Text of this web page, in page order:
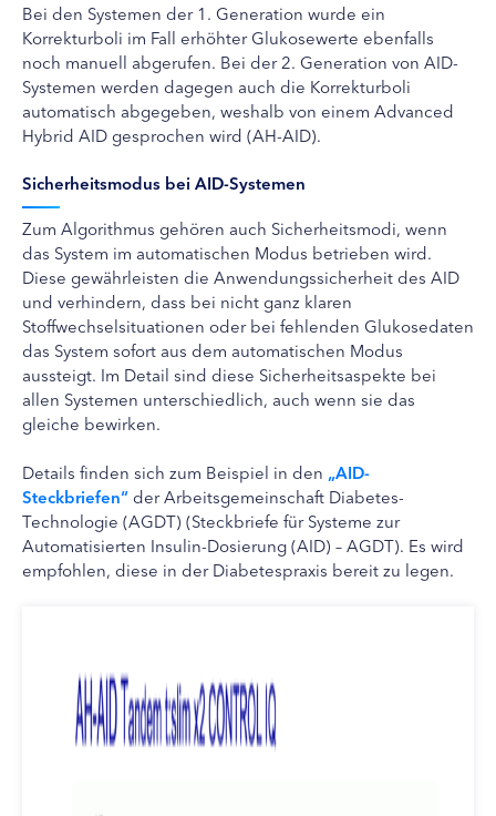
Bei den Systemen der 1. Generation wurde ein
Korrekturboli im Fall erhöhter Glukosewerte ebenfalls
noch manuell abgerufen. Bei der 2. Generation von AID-
Systemen werden dagegen auch die Korrekturboli
automatisch abgegeben, weshalb von einem Advanced
Hybrid AID gesprochen wird (AH-AID).
Sicherheitsmodus bei AID-Systemen
Zum Algorithmus gehören auch Sicherheitsmodi, wenn
das System im automatischen Modus betrieben wird.
Diese gewährleisten die Anwendungssicherheit des AID
und verhindern, dass bei nicht ganz klaren
Stoffwechselsituationen oder bei fehlenden Glukosedaten
das System sofort aus dem automatischen Modus
aussteigt. Im Detail sind diese Sicherheitsaspekte bei
allen Systemen unterschiedlich, auch wenn sie das
gleiche bewirken.
Details finden sich zum Beispiel in den „AID-
Steckbriefen“der Arbeitsgemeinschaft Diabetes-
Technologie (AGDT) (Steckbriefe für Systeme zur
Automatisierten Insulin-Dosierung (AID) – AGDT). Es wird
empfohlen, diese in der Diabetespraxis bereit zu legen.